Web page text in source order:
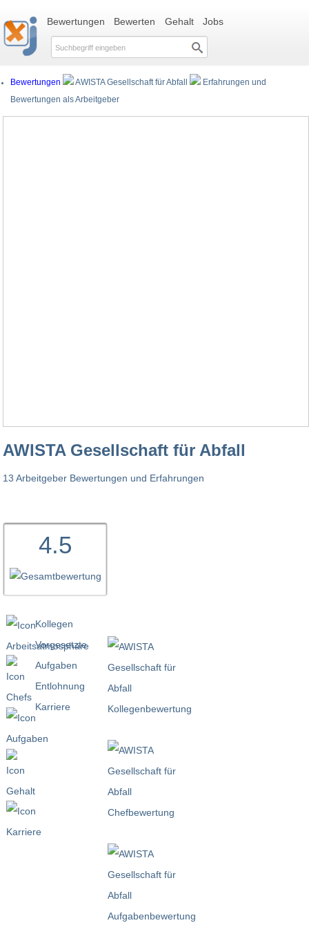
Bewertungen Bewerten Gehalt Jobs
Bewertungen AWISTA Gesellschaft für Abfall Erfahrungen und
Bewertungen als Arbeitgeber
AWISTA Gesellschaft für Abfall
13 Arbeitgeber Bewertungen und Erfahrungen
4.5
Kollegen
Vorgesetzte
Aufgaben
Entlohnung
Karriere